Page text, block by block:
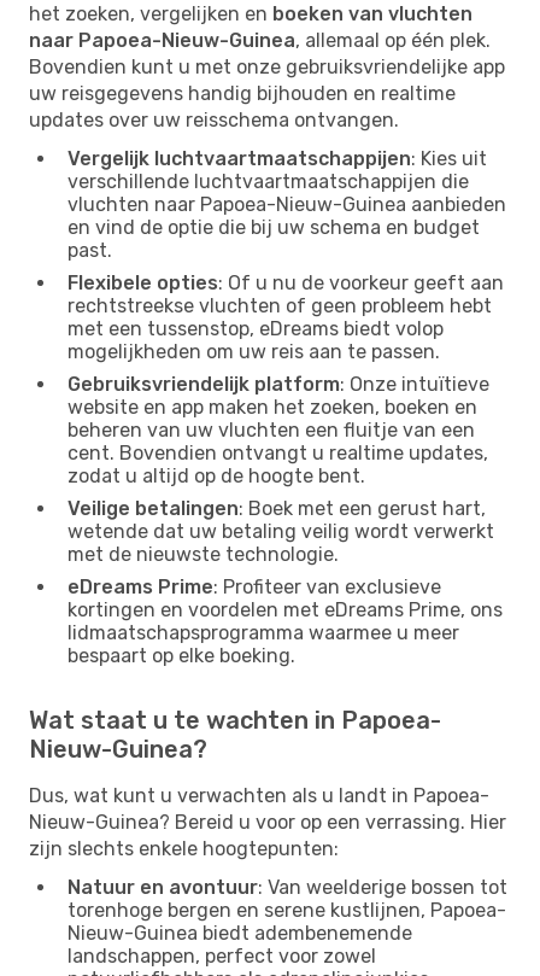
het zoeken, vergelijken en boeken van vluchten
naar Papoea-Nieuw-Guinea, allemaal op één plek.
Bovendien kunt u met onze gebruiksvriendelijke app
uw reisgegevens handig bijhouden en realtime
updates over uw reisschema ontvangen.
Vergelijk luchtvaartmaatschappijen: Kies uit
verschillende luchtvaartmaatschappijen die
vluchten naar Papoea-Nieuw-Guinea aanbieden
en vind de optie die bij uw schema en budget
past.
Flexibele opties: Of u nu de voorkeur geeft aan
rechtstreekse vluchten of geen probleem hebt
met een tussenstop, eDreams biedt volop
mogelijkheden om uw reis aan te passen.
Gebruiksvriendelijk platform: Onze intuïtieve
website en app maken het zoeken, boeken en
beheren van uw vluchten een fluitje van een
cent. Bovendien ontvangt u realtime updates,
zodat u altijd op de hoogte bent.
Veilige betalingen: Boek met een gerust hart,
wetende dat uw betaling veilig wordt verwerkt
met de nieuwste technologie.
eDreams Prime: Profiteer van exclusieve
kortingen en voordelen met eDreams Prime, ons
lidmaatschapsprogramma waarmee u meer
bespaart op elke boeking.
Wat staat u te wachten in Papoea-
Nieuw-Guinea?
Dus, wat kunt u verwachten als u landt in Papoea-
Nieuw-Guinea? Bereid u voor op een verrassing. Hier
zijn slechts enkele hoogtepunten:
Natuur en avontuur: Van weelderige bossen tot
torenhoge bergen en serene kustlijnen, Papoea-
Nieuw-Guinea biedt adembenemende
landschappen, perfect voor zowel